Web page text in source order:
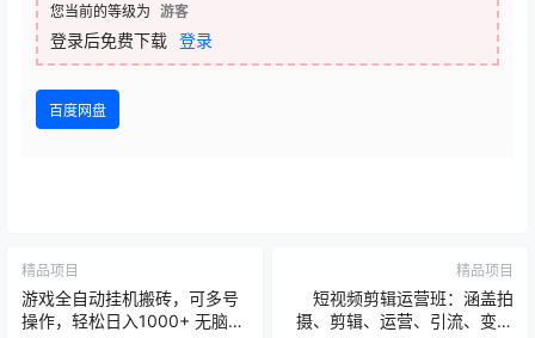
您当前的等级为 游客
登录后免费下载 登录
百度网盘
精品项目
游戏全自动挂机搬砖，可多号
操作，轻松日入1000+ 无脑操
精品项目
短视频剪辑运营班：涵盖拍
摄、剪辑、运营、引流、变现